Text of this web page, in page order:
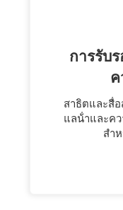
การรับ
สาธิตและสื่
แลน้ําและค
สํา